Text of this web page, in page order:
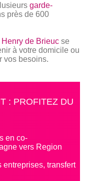
garde-
près de 600
de Brieuc se
à votre domicile ou
vos besoins.
: PROFITEZ DU
en co-
vers Region
entreprises, transfert